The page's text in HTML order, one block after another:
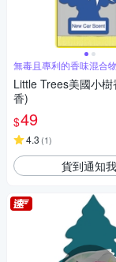
無毒且專利的香味混合物
Little Trees美國小
香)
$49
4.3 (1)
貨到通知我